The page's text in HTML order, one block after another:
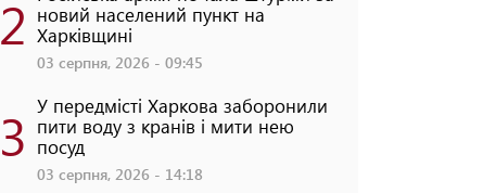
2 новий населений пункт на
Харківщині
03 серпня, 2026 - 09:45
3 У передмісті Харкова заборонили
пити воду з кранів і мити нею
посуд
03 серпня, 2026 - 14:18